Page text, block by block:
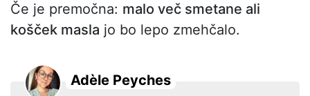
Če je premočna: malo več smetane ali
košček masla jo bo lepo zmehčalo.
Adèle Peyches